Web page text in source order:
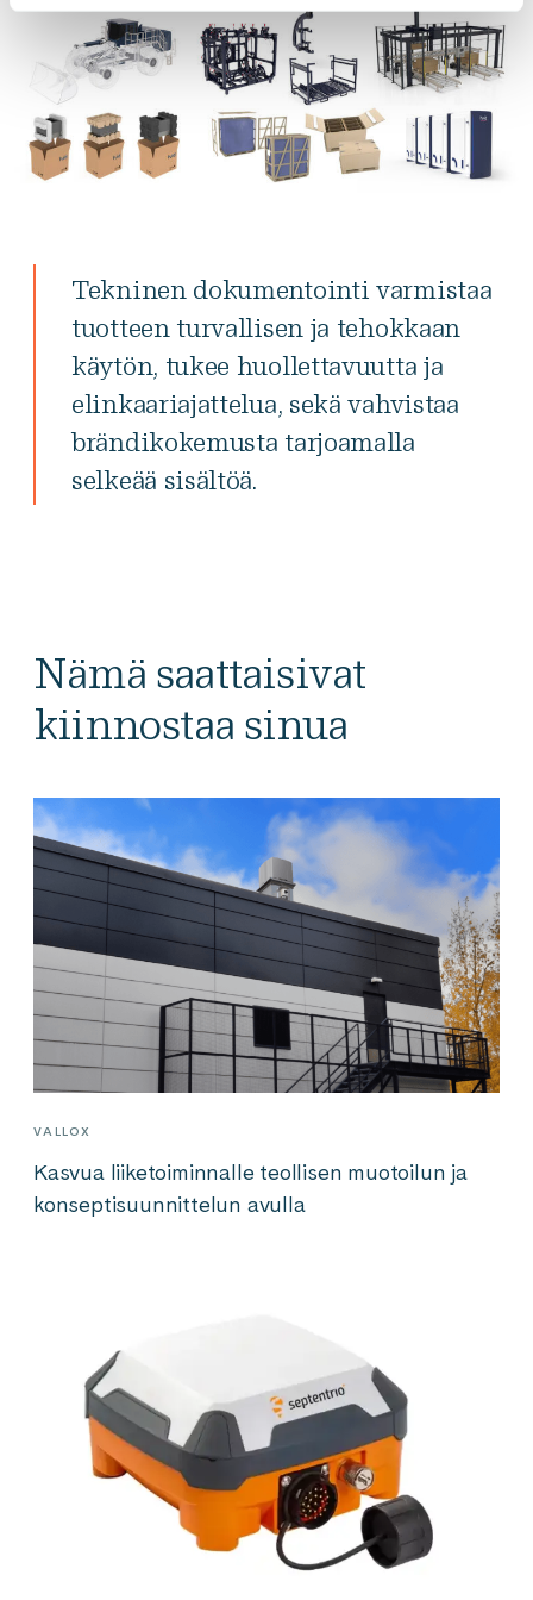
Tekninen dokumentointi varmistaa
tuotteen turvallisen ja tehokkaan
käytön, tukee huollettavuutta ja
elinkaariajattelua, sekä vahvistaa
brändikokemusta tarjoamalla
selkeää sisältöä.
Nämä saattaisivat
kiinnostaa sinua
VALLOX
Kasvua liiketoiminnalle teollisen muotoilun ja
konseptisuunnittelun avulla